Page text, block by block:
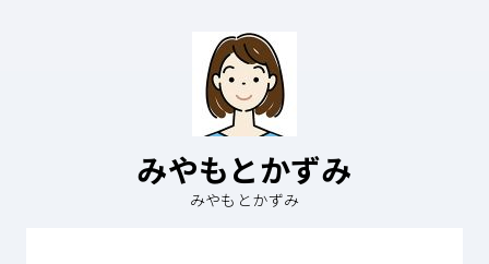
みやもとかずみ
みやもとかずみ